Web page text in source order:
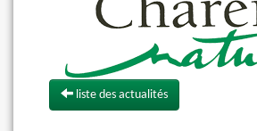
liste des actualités